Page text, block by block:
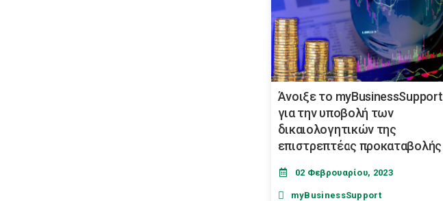
Άνοιξε το myBusinessSupport
για την υποβολή των
δικαιολογητικών της
επιστρεπτέας προκαταβολής
02 Φεβρουαρίου, 2023
myBusinessSupport